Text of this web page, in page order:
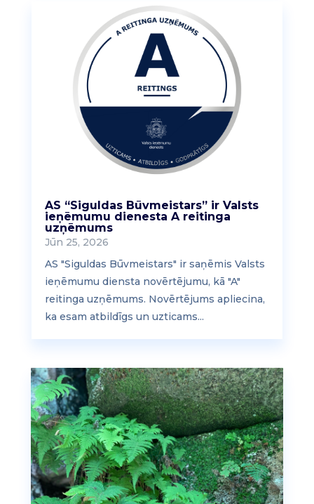
AS “Siguldas Būvmeistars” ir Valsts
ieņēmumu dienesta A reitinga
uzņēmums
Jūn 25, 2026
AS "Siguldas Būvmeistars" ir saņēmis Valsts
ieņēmumu diensta novērtējumu, kā "A"
reitinga uzņēmums. Novērtējums apliecina,
ka esam atbildīgs un uzticams...